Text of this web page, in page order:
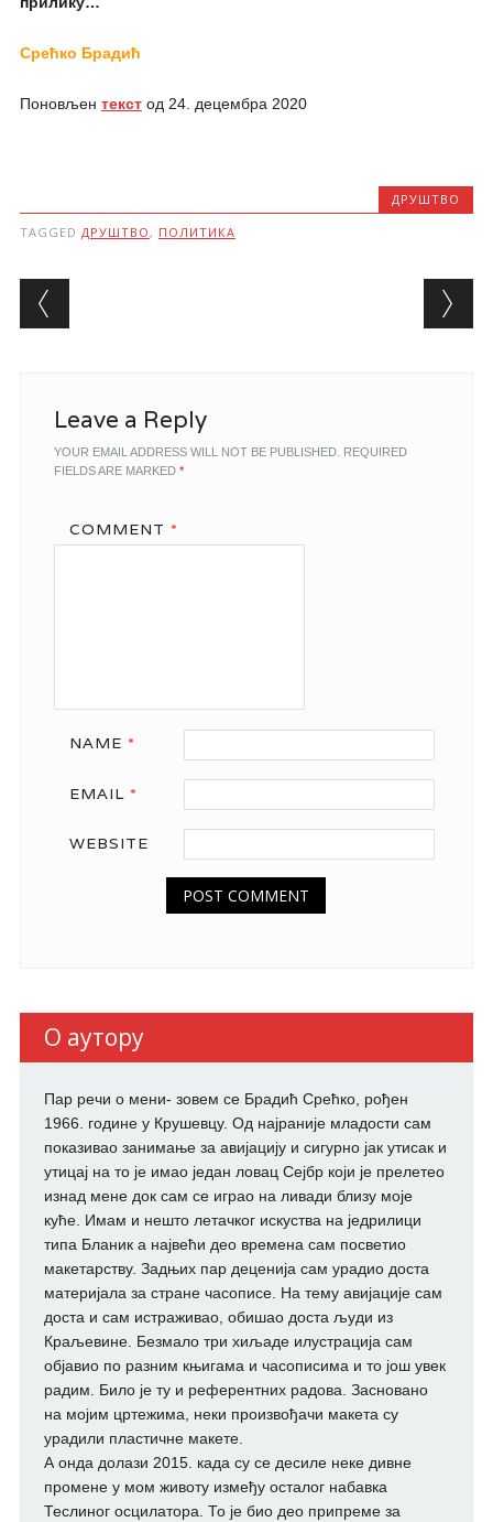
Срећко Брадић
Поновљен текстод 24. децембра 2020
ДРУШТВО
TAGGED ДРУШТВО , ПОЛИТИКА
Post navigation
Leave a Reply
YOUR EMAIL ADDRESS WILL NOT BE PUBLISHED. REQUIRED
FIELDS ARE MARKED *
COMMENT *
NAME *
EMAIL *
WEBSITE
О аутору
Пар речи о мени- зовем се Брадић Срећко, рођен
1966. године у Крушевцу. Од најраније младости сам
показивао занимање за авијацију и сигурно јак утисак и
утицај на то је имао један ловац Сејбр који је прелетео
изнад мене док сам се играо на ливади близу моје
куће. Имам и нешто летачког искуства на једрилици
типа Бланик а највећи део времена сам посветио
макетарству. Задњих пар деценија сам урадио доста
материјала за стране часописе. На тему авијације сам
доста и сам истраживао, обишао доста људи из
Краљевине. Безмало три хиљаде илустрација сам
објавио по разним књигама и часописима и то још увек
радим. Било је ту и референтних радова. Засновано
на мојим цртежима, неки произвођачи макета су
урадили пластичне макете.
А онда долази 2015. када су се десиле неке дивне
промене у мом животу између осталог набавка
Теслиног осцилатора. То је био део припреме за